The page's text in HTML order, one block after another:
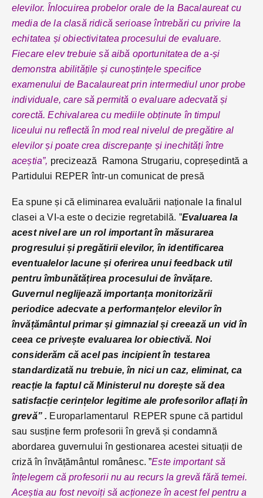
elevilor. Înlocuirea probelor orale de la Bacalaureat cu
media de la clasă ridică serioase întrebări cu privire la
echitatea și obiectivitatea procesului de evaluare.
Fiecare elev trebuie să aibă oportunitatea de a-și
demonstra abilitățile și cunoștințele specifice
examenului de Bacalaureat prin intermediul unor probe
individuale, care să permită o evaluare adecvată și
corectă. Echivalarea cu mediile obținute în timpul
liceului nu reflectă în mod real nivelul de pregătire al
elevilor și poate crea discrepanțe și inechități între
aceștia”, precizează Ramona Strugariu, copreședintă a
Partidului REPER într-un comunicat de presă
Ea spune și că eliminarea evaluării naționale la finalul
clasei a VI-a este o decizie regretabilă. ”Evaluarea la
acest nivel are un rol important în măsurarea
progresului și pregătirii elevilor, în identificarea
eventualelor lacune și oferirea unui feedback util
pentru îmbunătățirea procesului de învățare.
Guvernul neglijează importanța monitorizării
periodice adecvate a performanțelor elevilor în
învățământul primar și gimnazial și creează un vid în
ceea ce privește evaluarea lor obiectivă. Noi
considerăm că acel pas incipient în testarea
standardizată nu trebuie, în nici un caz, eliminat, ca
reacție la faptul că Ministerul nu dorește să dea
satisfacție cerințelor legitime ale profesorilor aflați în
grevă” . Europarlamentarul REPER spune că partidul
sau susține ferm profesorii în grevă și condamnă
abordarea guvernului în gestionarea acestei situații de
criză în învățământul românesc. ”Este important să
înțelegem că profesorii nu au recurs la grevă fără temei.
Aceștia au fost nevoiți să acționeze în acest fel pentru a